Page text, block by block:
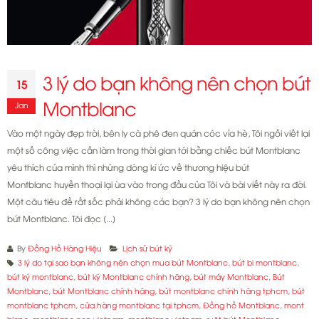
15
Jan
3 lý do bạn không nên chọn bút
Montblanc
Vào một ngày đẹp trời, bên ly cà phê đen quán cóc vỉa hè, Tôi ngồi viết lại
một số công việc cần làm trong thời gian tới bằng chiếc bút Montblanc
yêu thích của mình thì những dòng kí ức về thương hiệu bút
Montblanc huyền thoại lại ùa vào trong đầu của Tôi và bài viết này ra đời.
Một câu tiêu đề rất sốc phải không các bạn? 3 lý do bạn không nên chọn
bút Montblanc. Tôi đọc [...]
By Đồng Hồ Hàng Hiệu
Lịch sử bút ký
3 lý do tại sao bạn không nên chọn mua bút Montblanc, bút bi montblanc,
bút ký montblanc, bút ký Montblanc chính hãng, bút máy Montblanc, Bút
Montblanc, bút Montblanc chính hãng, bút montblanc chính hãng tphcm, bút
montblanc tphcm, cửa hàng montblanc tại tphcm, Đồng hồ Montblanc, mont